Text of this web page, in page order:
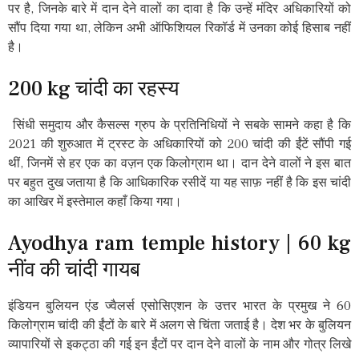
पर है, जिनके बारे में दान देने वालों का दावा है कि उन्हें मंदिर अधिकारियों को
सौंप दिया गया था, लेकिन अभी ऑफिशियल रिकॉर्ड में उनका कोई हिसाब नहीं
है।
200 kg चांदी का रहस्य
सिंधी समुदाय और कैसल्स ग्रुप के प्रतिनिधियों ने सबके सामने कहा है कि
2021 की शुरुआत में ट्रस्ट के अधिकारियों को 200 चांदी की ईंटें सौंपी गई
थीं, जिनमें से हर एक का वज़न एक किलोग्राम था। दान देने वालों ने इस बात
पर बहुत दुख जताया है कि आधिकारिक रसीदें या यह साफ़ नहीं है कि इस चांदी
का आखिर में इस्तेमाल कहाँ किया गया।
Ayodhya ram temple history | 60 kg
नींव की चांदी गायब
इंडियन बुलियन एंड ज्वैलर्स एसोसिएशन के उत्तर भारत के प्रमुख ने 60
किलोग्राम चांदी की ईंटों के बारे में अलग से चिंता जताई है। देश भर के बुलियन
व्यापारियों से इकट्ठा की गई इन ईंटों पर दान देने वालों के नाम और गोत्र लिखे